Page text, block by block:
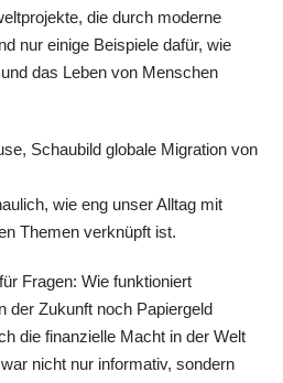
die durch moderne
nur einige Beispiele dafür, wie
das Leben von Menschen
wie eng unser Alltag mit
Themen verknüpft ist.
Fragen: Wie funktioniert
der Zukunft noch Papiergeld
die finanzielle Macht in der Welt
nicht nur informativ, sondern